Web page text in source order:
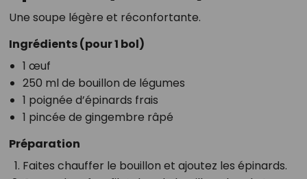
Une soupe légère et réconfortante.
Ingrédients (pour 1 bol)
1 œuf
250 ml de bouillon de légumes
1 poignée d’épinards frais
1 pincée de gingembre râpé
Préparation
Faites chauffer le bouillon et ajoutez les épinards.